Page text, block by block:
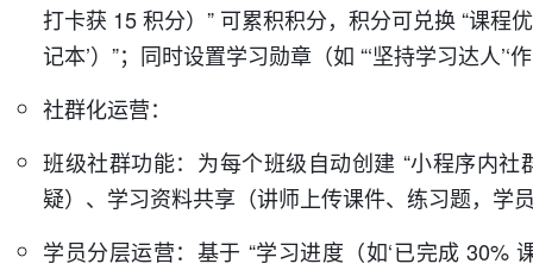
打卡获 15 积分）” 可累积积分，积分可兑换 “课程
记本’）”；同时设置学习勋章（如 “‘坚持学习达人
社群化运营：
班级社群功能：为每个班级自动创建 “小程序内
疑）、学习资料共享（讲师上传课件、练习题，学
学员分层运营：基于 “学习进度（如‘已完成 30%